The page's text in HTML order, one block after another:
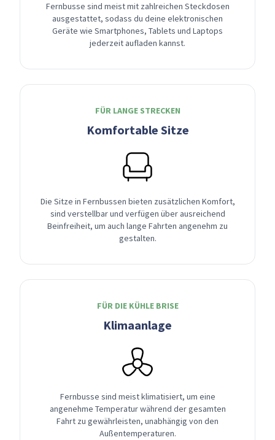
Fernbusse sind meist mit zahlreichen Steckdosen
ausgestattet, sodass du deine elektronischen
Geräte wie Smartphones, Tablets und Laptops
jederzeit aufladen kannst.
FÜR LANGE STRECKEN
Komfortable Sitze
Die Sitze in Fernbussen bieten zusätzlichen Komfort,
sind verstellbar und verfügen über ausreichend
Beinfreiheit, um auch lange Fahrten angenehm zu
gestalten.
FÜR DIE KÜHLE BRISE
Klimaanlage
Fernbusse sind meist klimatisiert, um eine
angenehme Temperatur während der gesamten
Fahrt zu gewährleisten, unabhängig von den
Außentemperaturen.